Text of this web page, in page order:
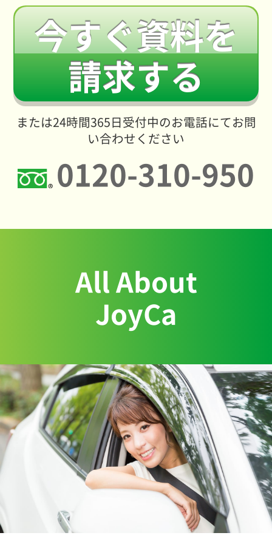
今すぐ資料を
請求する
または24時間365日受付中のお電話にてお問
い合わせください
0120-310-950
All About
JoyCa